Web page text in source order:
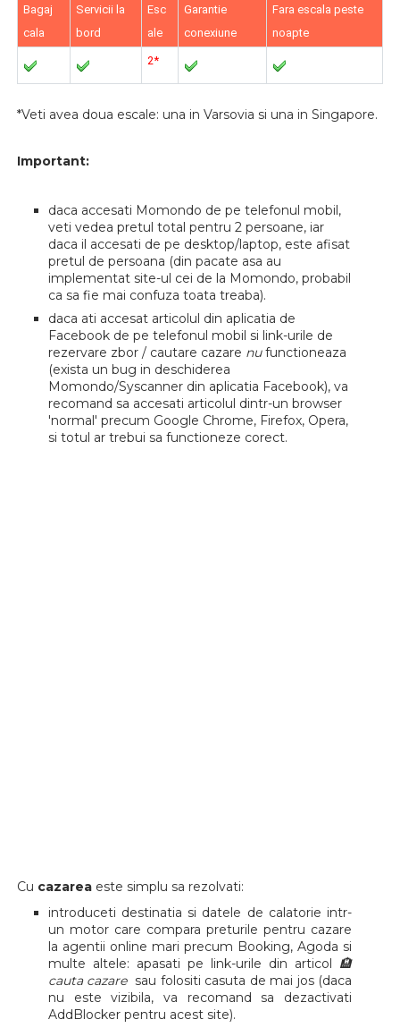
Bagaj
cala
Servicii la
bord
Esc
ale
Garantie
conexiune
Fara escala peste
noapte
2*
*Veti avea doua escale: una in Varsovia si una in Singapore.
Important:
daca accesati Momondo de pe telefonul mobil,
veti vedea pretul total pentru 2 persoane, iar
daca il accesati de pe desktop/laptop, este afisat
pretul de persoana (din pacate asa au
implementat site-ul cei de la Momondo, probabil
ca sa fie mai confuza toata treaba).
daca ati accesat articolul din aplicatia de
Facebook de pe telefonul mobil si link-urile de
rezervare zbor / cautare cazare nufunctioneaza
(exista un bug in deschiderea
Momondo/Syscanner din aplicatia Facebook), va
recomand sa accesati articolul dintr-un browser
'normal' precum Google Chrome, Firefox, Opera,
si totul ar trebui sa functioneze corect.
Cu cazareaeste simplu sa rezolvati:
introduceti destinatia si datele de calatorie intr-
un motor care compara preturile pentru cazare
la agentii online mari precum Booking, Agoda si
multe altele: apasati pe link-urile din articol 🏨
cauta cazare sau folositi casuta de mai jos (daca
nu este vizibila, va recomand sa dezactivati
AddBlocker pentru acest site).